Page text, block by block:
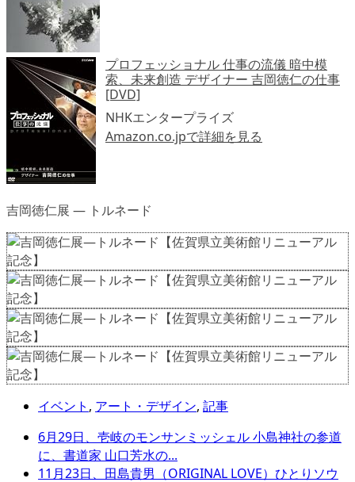
プロフェッショナル 仕事の流儀 暗中模
索、未来創造 デザイナー 吉岡徳仁の仕事
[DVD]
NHKエンタープライズ
Amazon.co.jpで詳細を見る
吉岡徳仁展 ― トルネード
イベント , アート・デザイン, 記事
6月29日、壱岐のモンサンミッシェル 小島神社の参道
に、書道家 山口芳水の...
11月23日、田島貴男（ORIGINAL LOVE）ひとりソウ